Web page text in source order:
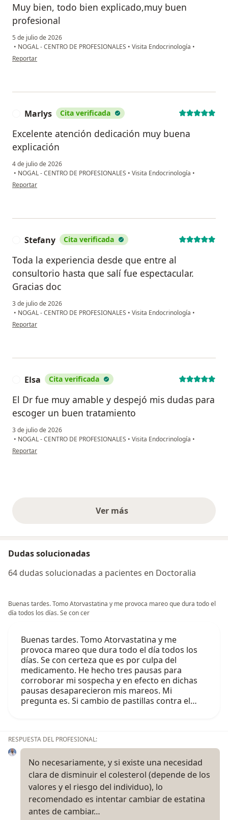
Muy bien, todo bien explicado,muy buen
profesional
5 de julio de 2026
• NOGAL - CENTRO DE PROFESIONALES • Visita Endocrinología •
en opinión del usuario LVR
Reportar
Marlys Cita verificada
Excelente atención dedicación muy buena
explicación
4 de julio de 2026
• NOGAL - CENTRO DE PROFESIONALES • Visita Endocrinología •
en opinión del usuario Marlys
Reportar
Stefany Cita verificada
Toda la experiencia desde que entre al
consultorio hasta que salí fue espectacular.
Gracias doc
3 de julio de 2026
• NOGAL - CENTRO DE PROFESIONALES • Visita Endocrinología •
en opinión del usuario Stefany
Reportar
Elsa Cita verificada
El Dr fue muy amable y despejó mis dudas para
escoger un buen tratamiento
3 de julio de 2026
• NOGAL - CENTRO DE PROFESIONALES • Visita Endocrinología •
en opinión del usuario Elsa
Reportar
Ver másopiniones anteriores
Dudas solucionadas
64 dudas solucionadas a pacientes en Doctoralia
Buenas tardes. Tomo Atorvastatina y me provoca mareo que dura todo el
día todos los días. Se con cer
Buenas tardes. Tomo Atorvastatina y me
provoca mareo que dura todo el día todos los
días. Se con certeza que es por culpa del
medicamento. He hecho tres pausas para
corroborar mi sospecha y en efecto en dichas
pausas desaparecieron mis mareos. Mi
pregunta es. Si cambio de pastillas contra el…
RESPUESTA DEL PROFESIONAL:
No necesariamente, y si existe una necesidad
clara de disminuir el colesterol (depende de los
valores y el riesgo del individuo), lo
recomendado es intentar cambiar de estatina
antes de cambiar…